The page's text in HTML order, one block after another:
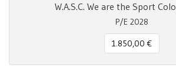
W.A.S.C. We are the Sport
P/E 2028
1.850,00 €